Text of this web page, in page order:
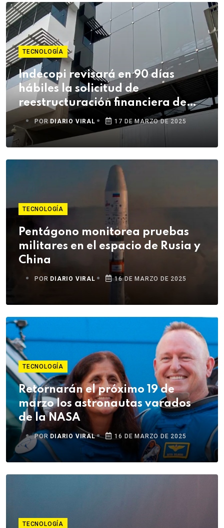
TECNOLOGÍA
Indecopi revisará en 90 días
hábiles la solicitud de
reestructuración financiera de
Telefónica
POR DIARIO VIRAL 17 DE MARZO DE 2025
TECNOLOGÍA
Pentágono monitorea pruebas
militares en el espacio de Rusia y
China
POR DIARIO VIRAL 16 DE MARZO DE 2025
TECNOLOGÍA
Retornarán el próximo 19 de
marzo los astronautas varados
de la NASA
POR DIARIO VIRAL 16 DE MARZO DE 2025
TECNOLOGÍA